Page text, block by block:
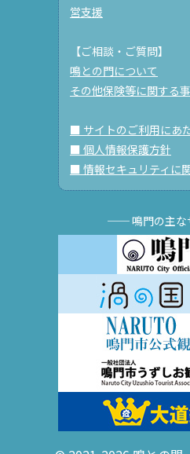
営支援
【ご相談・ご質問】
鳴との門について
その他保険等に関する
■ サイトのご利用にあ
■ 個人情報保護方針
■ 情報セキュリティに
── 鳴門の主